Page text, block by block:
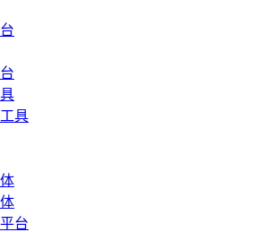
具
台